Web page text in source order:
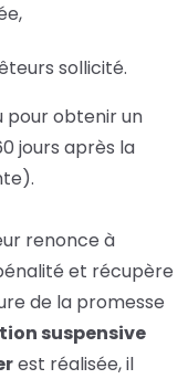
sollicité.
pour obtenir un
jours après la
renonce à
et récupère
de la promesse
suspensive
est réalisée, il